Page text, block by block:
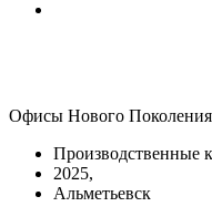
Офисы Нового Поколения
Производственные
2025,
Альметьевск